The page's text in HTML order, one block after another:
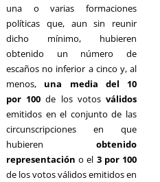
una o varias formaciones
políticas que, aun sin reunir
dicho mínimo, hubieren
obtenido un número de
escaños no inferior a cinco y, al
menos, una media del
10
por 100 de los votosválidos
emitidos en el conjunto de las
circunscripciones en que
hubieren obtenido
representación o el 3 por 100
de los votos válidos emitidos en